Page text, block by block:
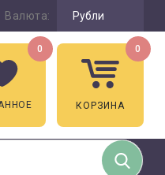
Валюта: Рубли
0
КОРЗИНА
0